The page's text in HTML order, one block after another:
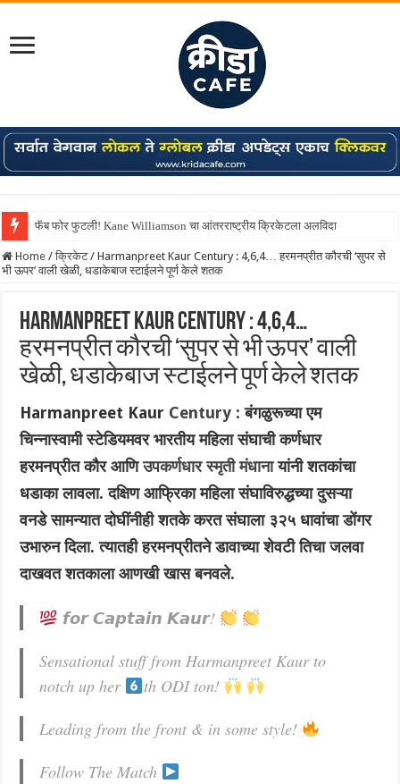
फॅब फोर फुटली! Kane Williamson चा आंतरराष्ट्रीय क्रिकेटला अलविदा
Home / क्रिकेट / Harmanpreet Kaur Century : 4,6,4… हरमनप्रीत कौरची ‘सुपर से
भी ऊपर’ वाली खेळी, धडाकेबाज स्टाईलने पूर्ण केले शतक
Harmanpreet Kaur Century : 4,6,4…
हरमनप्रीत कौरची ‘सुपर से भी ऊपर’ वाली
खेळी, धडाकेबाज स्टाईलने पूर्ण केले शतक
Harmanpreet Kaur Century : बंगळुरूच्या एम
चिन्नास्वामी स्टेडियमवर भारतीय महिला संघाची कर्णधार
हरमनप्रीत कौर आणिउपकर्णधार स्मृती मंधानायांनी शतकांचा
धडाका लावला. दक्षिण आफ्रिका महिला संघाविरुद्धच्या दुसऱ्या
वनडे सामन्यात दोघींनीही शतके करत संघाला ३२५ धावांचा डोंगर
उभारुन दिला. त्यातही हरमनप्रीतने डावाच्या शेवटी तिचा जलवा
दाखवत शतकाला आणखी खास बनवले.
𝙛𝙤𝙧 𝘾𝙖𝙥𝙩𝙖𝙞𝙣 𝙆𝙖𝙪𝙧!
Sensational stuff from Harmanpreet Kaur to
notch up her
th ODI ton!
Leading from the front & in some style!
Follow The Match